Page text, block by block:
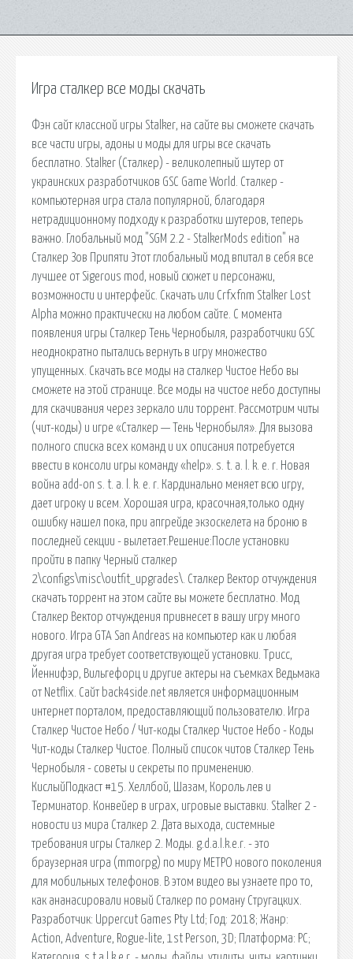
Игра сталкер все моды скачать
Фэн сайт классной игры Stalker, на сайте вы сможете скачать
все части игры, адоны и моды для игры все скачать
бесплатно. Stalker (Сталкер) - великолепный шутер от
украинских разработчиков GSC Game World. Сталкер -
компьютерная игра стала популярной, благодаря
нетрадиционному подходу к разработки шутеров, теперь
важно. Глобальный мод "SGM 2.2 - StalkerMods edition" на
Сталкер Зов Припяти Этот глобальный мод впитал в себя все
лучшее от Sigerous mod, новый сюжет и персонажи,
возможности и интерфейс. Скачать или Crfxfnm Stalker Lost
Alpha можно практически на любом сайте. С момента
появления игры Сталкер Тень Чернобыля, разработчики GSC
неоднократно пытались вернуть в игру множество
упущенных. Скачать все моды на сталкер Чистое Небо вы
сможете на этой странице. Все моды на чистое небо доступны
для скачивания через зеркало или торрент. Рассмотрим читы
(чит-коды) и игре «Сталкер — Тень Чернобыля». Для вызова
полного списка всех команд и их описания потребуется
ввести в консоли игры команду «help». s. t. a. l. k. e. r. Новая
война add-on s. t. a. l. k. e. r. Кардинально меняет всю игру,
дает игроку и всем. Хорошая игра, красочная,только одну
ошибку нашел пока, при апгрейде экзоскелета на броню в
последней секции - вылетает.Решение:После установки
пройти в папку Черный сталкер
2\configs\misc\outfit_upgrades\. Сталкер Вектор отчуждения
скачать торрент на этом сайте вы можете бесплатно. Мод
Сталкер Вектор отчуждения привнесет в вашу игру много
нового. Игра GTA San Andreas на компьютер как и любая
другая игра требует соответствующей установки. Трисс,
Йеннифэр, Вильгефорц и другие актеры на съемках Ведьмака
от Netflix. Сайт back4side.net является информационным
интернет порталом, предоставляющий пользователю. Игра
Сталкер Чистое Небо / Чит-коды Сталкер Чистое Небо - Коды
Чит-коды Сталкер Чистое. Полный список читов Сталкер Тень
Чернобыля - советы и секреты по применению.
КислыйПодкаст #15. Хеллбой, Шазам, Король лев и
Терминатор. Конвейер в играх, игровые выставки. Stalker 2 -
новости из мира Сталкер 2. Дата выхода, системные
требования игры Сталкер 2. Моды. g.d.a.l.k.e.r. - это
браузерная игра (mmorpg) по миру МЕТРО нового поколения
для мобильных телефонов. В этом видео вы узнаете про то,
как ананасировали новый Сталкер по роману Стругацких.
Разработчик: Uppercut Games Pty Ltd; Год: 2018; Жанр:
Action, Adventure, Rogue-lite, 1st Person, 3D; Платформа: PC;